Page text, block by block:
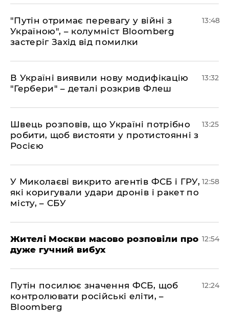
"Путін отримає перевагу у війні з
Україною", – колумніст Bloomberg
застеріг Захід від помилки
13:48
В Україні виявили нову модифікацію
"Гербери" – деталі розкрив Флеш
13:32
Швець розповів, що Україні потрібно
робити, щоб вистояти у протистоянні з
Росією
13:25
У Миколаєві викрито агентів ФСБ і ГРУ,
які коригували удари дронів і ракет по
місту, – СБУ
12:58
Жителі Москви масово розповіли про
дуже гучний вибух
12:54
Путін посилює значення ФСБ, щоб
контролювати російські еліти, –
Bloomberg
12:24